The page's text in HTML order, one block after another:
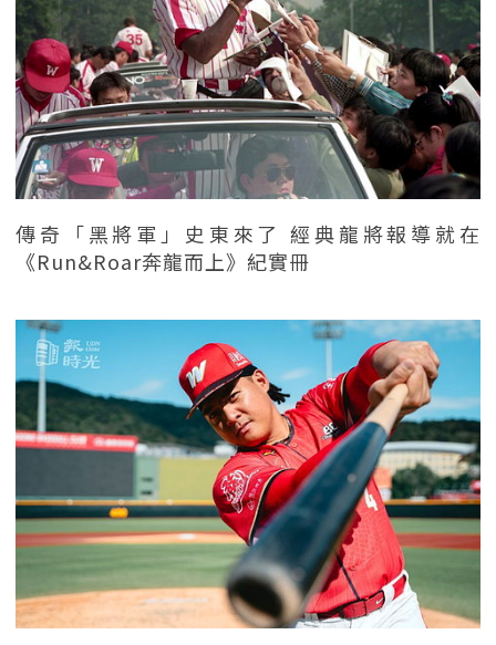
傳奇「黑將軍」史東來了 經典龍將報導就在
《Run&Roar奔龍而上》紀實冊